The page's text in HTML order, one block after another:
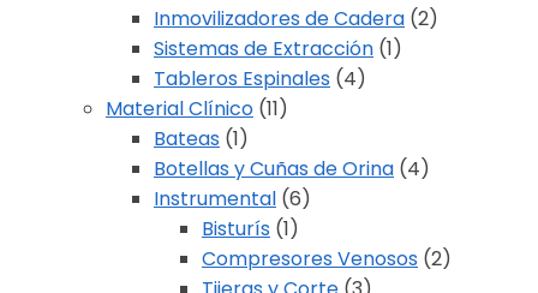
Inmovilizadores de Cadera (2)
Sistemas de Extracción (1)
Tableros Espinales (4)
Material Clínico (11)
Bateas (1)
Botellas y Cuñas de Orina (4)
Instrumental (6)
Bisturís (1)
Compresores Venosos (2)